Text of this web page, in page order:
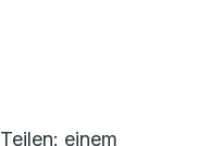
einem